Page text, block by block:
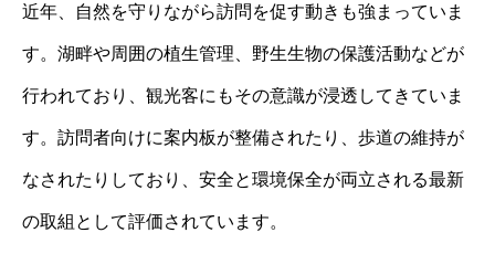
近年、自然を守りながら訪問を促す動きも強まっていま
す。湖畔や周囲の植生管理、野生生物の保護活動などが
行われており、観光客にもその意識が浸透してきていま
す。訪問者向けに案内板が整備されたり、歩道の維持が
なされたりしており、安全と環境保全が両立される最新
の取組として評価されています。